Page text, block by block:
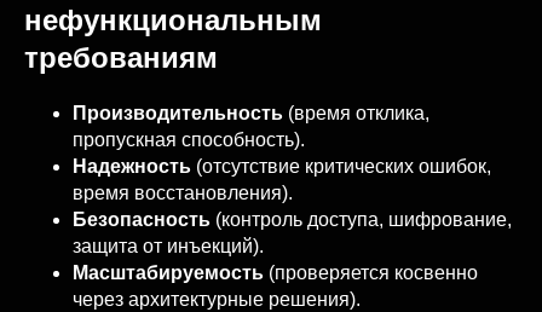
нефункциональным
требованиям
Производительность (время отклика,
пропускная способность).
Надежность (отсутствие критических ошибок,
время восстановления).
Безопасность (контроль доступа, шифрование,
защита от инъекций).
Масштабируемость (проверяется косвенно
через архитектурные решения).